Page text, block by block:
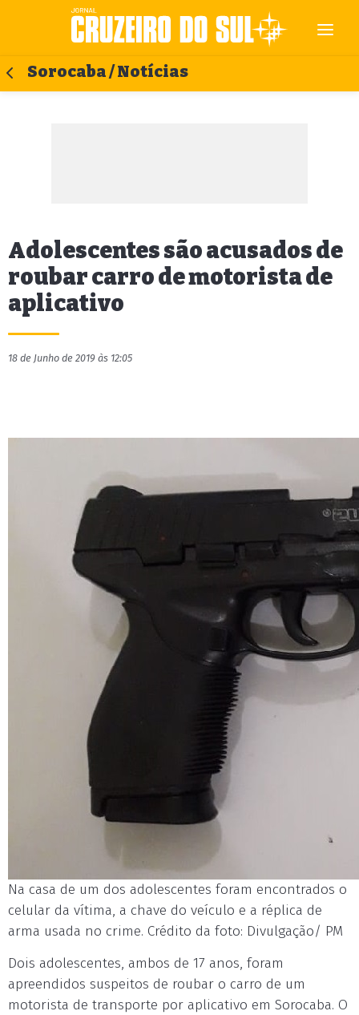
Sorocaba / Notícias
Adolescentes são acusados de
roubar carro de motorista de
aplicativo
18 de Junho de 2019 às 12:05
Na casa de um dos adolescentes foram encontrados o
celular da vítima, a chave do veículo e a réplica de
arma usada no crime. Crédito da foto: Divulgação/ PM
Dois adolescentes, ambos de 17 anos, foram
apreendidos suspeitos de roubar o carro de um
motorista de transporte por aplicativo em Sorocaba. O